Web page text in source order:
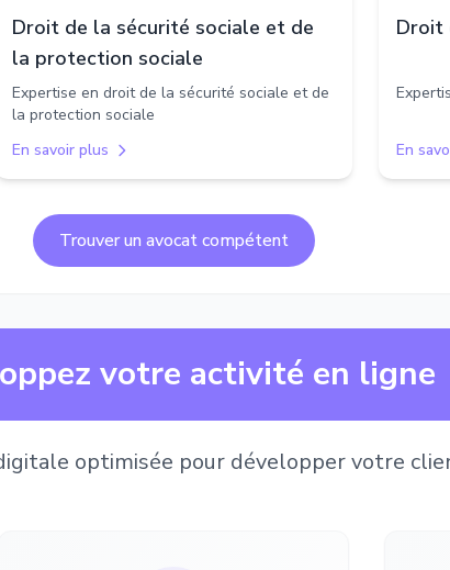
Droit de la sécurité sociale et de
la protection sociale
Expertise en droit de la sécurité sociale et de
la protection sociale
En savoir plus
Droit
En
Trouver un avocat compétent
votre activité en ligne
optimisée pour développer votre